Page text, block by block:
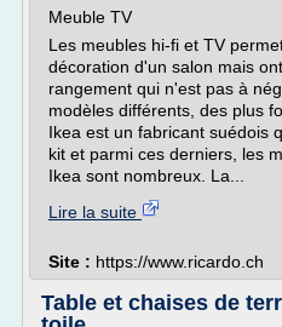
Meuble TV
Les meubles hi-fi et TV
décoration d'un salon mais
rangement qui n'est pas à
modèles différents, des plus
Ikea est un fabricant suédois
kit et parmi ces derniers, les
Ikea sont nombreux. La...
Lire la suite
Site : https://www.ricardo.ch
Table et chaises de